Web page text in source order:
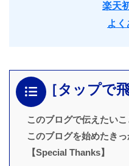
楽天
よく
［タップで飛
このブログで伝えたいこ
このブログを始めたき
【Special Thanks】